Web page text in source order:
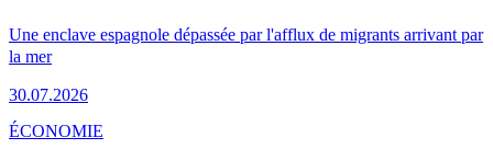
Une enclave espagnole dépassée par l'afflux de migrants arrivant par
la mer
30.07.2026
ÉCONOMIE